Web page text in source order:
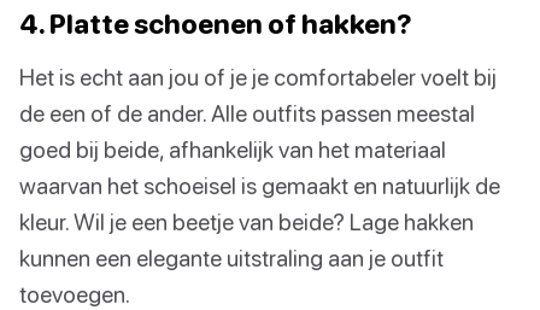
4. Platte schoenen of hakken?
Het is echt aan jou of je je comfortabeler voelt bij
de een of de ander. Alle outfits passen meestal
goed bij beide, afhankelijk van het materiaal
waarvan het schoeisel is gemaakt en natuurlijk de
kleur. Wil je een beetje van beide? Lage hakken
kunnen een elegante uitstraling aan je outfit
toevoegen.